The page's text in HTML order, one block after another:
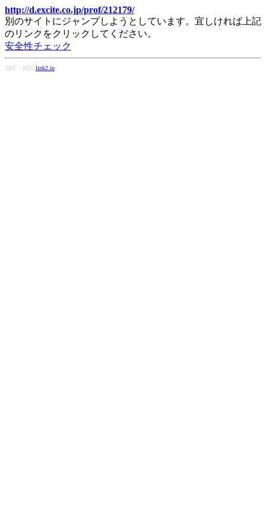
http://d.excite.co.jp/prof/212179/
別のサイトにジャンプしようとしています。宜しければ上記
のリンクをクリックしてください。
安全性チェック
2007 - 2026 link2.in